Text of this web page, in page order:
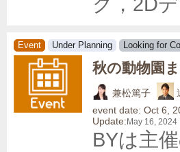
Event Under Planning Looking for
秋の動物園
兼松篤子
event date: Oct 6,
Update: May 16, 2024
BYは主